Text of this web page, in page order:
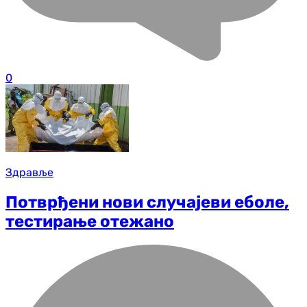
0
Здравље
Потврђени нови случајеви еболе,
тестирање отежано